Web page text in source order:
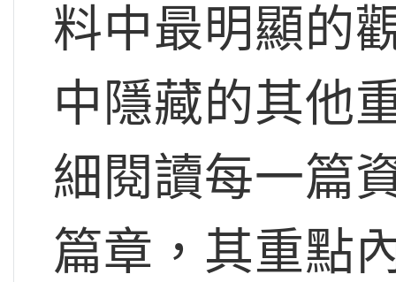
料中最明顯的
中隱藏的其他
細閱讀每一篇
篇章，其重點